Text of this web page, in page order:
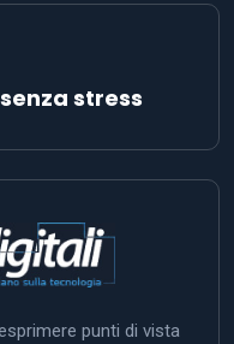
stress
punti di vista